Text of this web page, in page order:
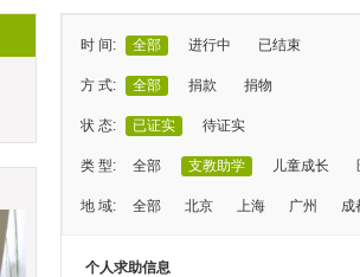
时 间: 全部 进行中 已结束
方 式: 全部 捐款 捐物
状 态: 已证实 待证实
类 型: 全部 支教助学 儿童成长
地 域: 全部 北京 上海 广州 成
个人求助信息